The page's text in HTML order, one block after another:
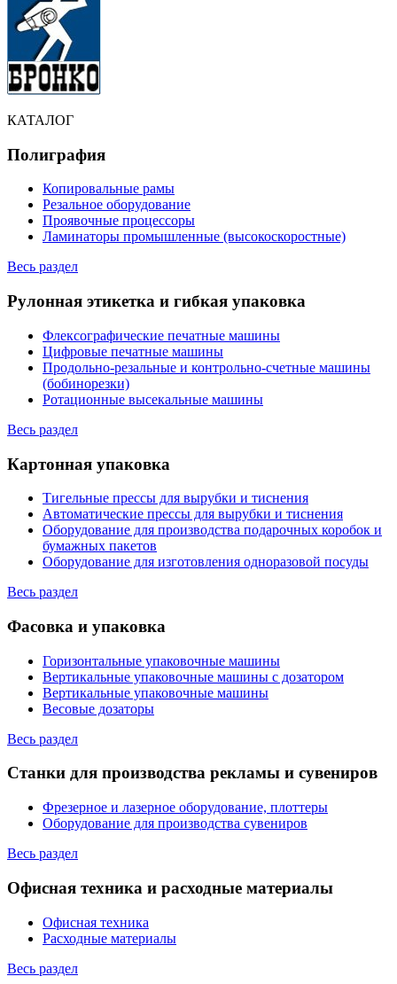
КАТАЛОГ
Полиграфия
Копировальные рамы
Резальное оборудование
Проявочные процессоры
Ламинаторы промышленные (высокоскоростные)
Весь раздел
Рулонная этикетка и гибкая упаковка
Флексографические печатные машины
Цифровые печатные машины
Продольно-резальные и контрольно-счетные машины
(бобинорезки)
Ротационные высекальные машины
Весь раздел
Картонная упаковка
Тигельные прессы для вырубки и тиснения
Автоматические прессы для вырубки и тиснения
Оборудование для производства подарочных коробок и
бумажных пакетов
Оборудование для изготовления одноразовой посуды
Весь раздел
Фасовка и упаковка
Горизонтальные упаковочные машины
Вертикальные упаковочные машины с дозатором
Вертикальные упаковочные машины
Весовые дозаторы
Весь раздел
Станки для производства рекламы и сувениров
Фрезерное и лазерное оборудование, плоттеры
Оборудование для производства сувениров
Весь раздел
Офисная техника и расходные материалы
Офисная техника
Расходные материалы
Весь раздел